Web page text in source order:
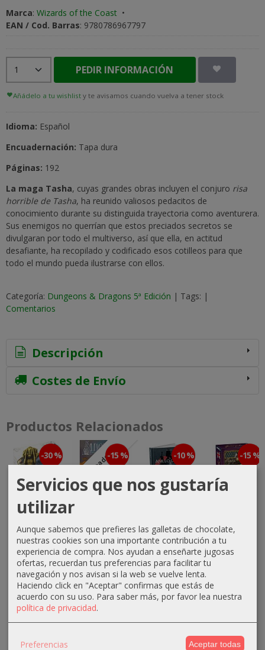
Marca: Wizards of the Coast •
EAN / Cod. Barras: 9780786967797
PEDIR INFORMACIÓN
Añádelo a tu wishlist y te avisamos cuando vuelva a tener stock
Idioma: Español
Encuadernación: Tapa dura
Páginas: 192
La maga Tasha, cuyas grandes obras incluyen el conjuro risa
horrible de Tasha, ha reunido valiosos pedacitos de
conocimiento durante su distinguida trayectoria como aventurera.
Sus enemigos no querrían que estos preciados secretos se
divulgaran por todo el multiverso, así que ella, en actitud
desafiante, ha recopilado y codificado esos cotilleos para que
todo el mundo pueda ilustrarse con ellos.
Categoría: Dungeons & Dragons 5ª Edición | Tags: |
Comentarios
Descripción
Costes de Envío
Productos Relacionados
-30 %
Archeos
Society
34,99 €
49,99 €
Agotado-15 %
(Edición en
Español)
76,49 €
89,99 €
-10 %
Único 2ª
Edición -
Libro...
45,00 €
50,00 €
-15 %
Struggle
51,00 €
Servicios que nos gustaría
utilizar
Aunque sabemos que prefieres las galletas de chocolate,
nuestras cookies son una importante contribución a tu
experiencia de compra. Nos ayudan a enseñarte jugosas
ofertas, recuerdan tus preferencias para facilitar tu
navegación y nos avisan si la web se vuelve lenta.
Haciendo click en "Aceptar" confirmas que estás de
acuerdo con su uso. Para saber más, por favor lea nuestra
política de privacidad.
Preferencias Aceptar todas